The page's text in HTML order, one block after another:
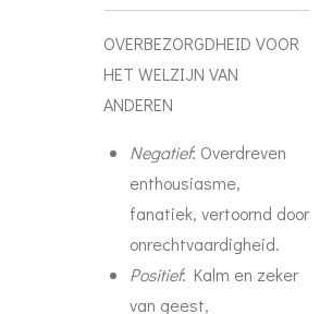
OVERBEZORGDHEID VOOR
HET WELZIJN VAN
ANDEREN
Negatief: Overdreven
enthousiasme,
fanatiek, vertoornd door
onrechtvaardigheid.
Positief: Kalm en zeker
van geest,